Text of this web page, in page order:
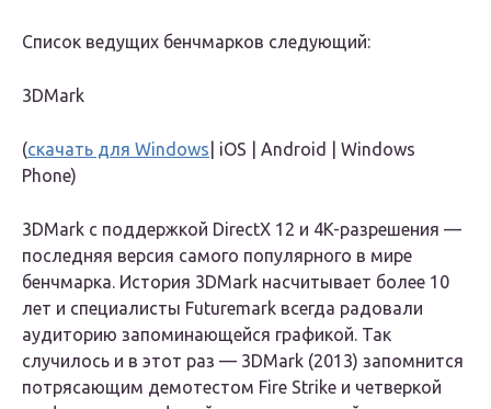
Список ведущих бенчмарков следующий:
3DMark
(скачать для Windows | iOS | Android | Windows
Phone)
3DMark с поддержкой DirectX 12 и 4K-разрешения —
последняя версия самого популярного в мире
бенчмарка. История 3DMark насчитывает более 10
лет и специалисты Futuremark всегда радовали
аудиторию запоминающейся графикой. Так
случилось и в этот раз — 3DMark (2013) запомнится
потрясающим демотестом Fire Strike и четверкой